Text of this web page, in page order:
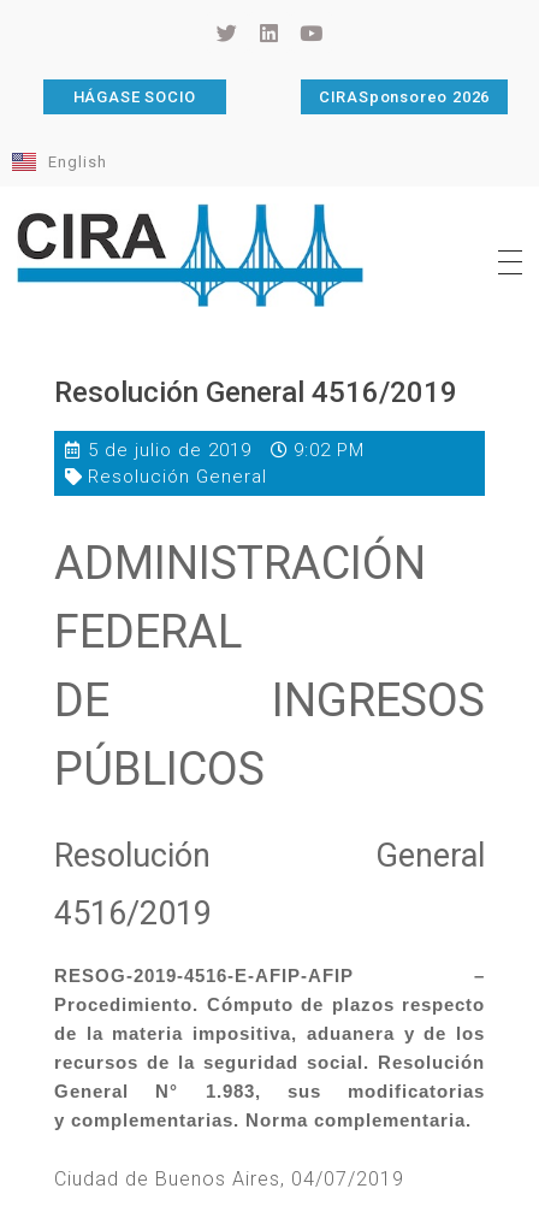
HÁGASE SOCIO CIRASponsoreo 2026
English
Resolución General 4516/2019
5 de julio de 2019
9:02 PM
Resolución General
ADMINISTRACIÓN
FEDERAL
DE INGRESOS
PÚBLICOS
Resolución General
4516/2019
RESOG-2019-4516-E-AFIP-AFIP –
Procedimiento. Cómputo de plazos respecto
de la materia impositiva, aduanera y de los
recursos de la seguridad social. Resolución
General N° 1.983, sus modificatorias
y complementarias. Norma complementaria.
Ciudad de Buenos Aires, 04/07/2019